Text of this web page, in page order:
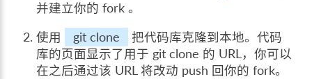
并建立你的 fork 。
使用
git clone
把代码库克隆到本地。代码
库的页面显示了用于 git clone 的 URL，你可以
在之后通过该 URL 将改动 push 回你的 fork。